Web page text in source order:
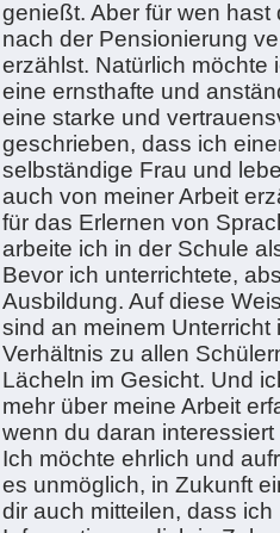
genießt. Aber für wen
nach der Pensionierung
erzählst. Natürlich möchte
eine ernsthafte und
eine starke und
geschrieben, dass ich
selbständige Frau und
auch von meiner Arbeit
für das Erlernen von
arbeite ich in der Schule
Bevor ich unterrichtete,
Ausbildung. Auf diese
sind an meinem
Verhältnis zu allen
Lächeln im Gesicht. Und
mehr über meine Arbeit
wenn du daran interessiert
Ich möchte ehrlich und
es unmöglich, in Zukunft
dir auch mitteilen, dass